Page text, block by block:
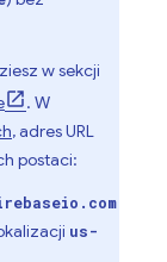
w sekcji
. W
, adres URL
postaci:
us-